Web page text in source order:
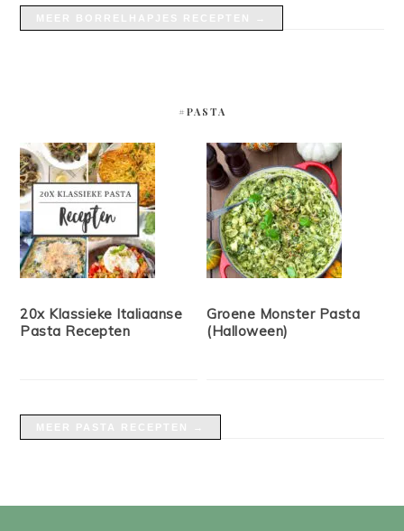
#PASTA
20x Klassieke Italiaanse
Pasta Recepten
Groene Monster Pasta
(Halloween)